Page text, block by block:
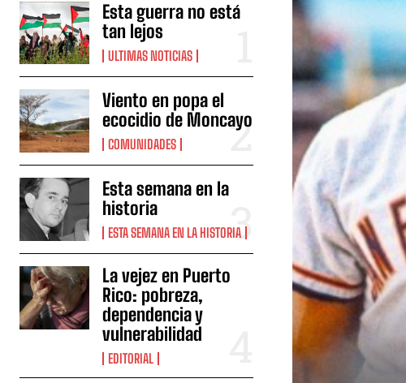
Esta guerra no está
tan lejos
ULTIMAS NOTICIAS
Viento en popa el
ecocidio de Moncayo
COMUNIDADES
Esta semana en la
historia
ESTA SEMANA EN LA HISTORIA
La vejez en Puerto
Rico: pobreza,
dependencia y
vulnerabilidad
EDITORIAL